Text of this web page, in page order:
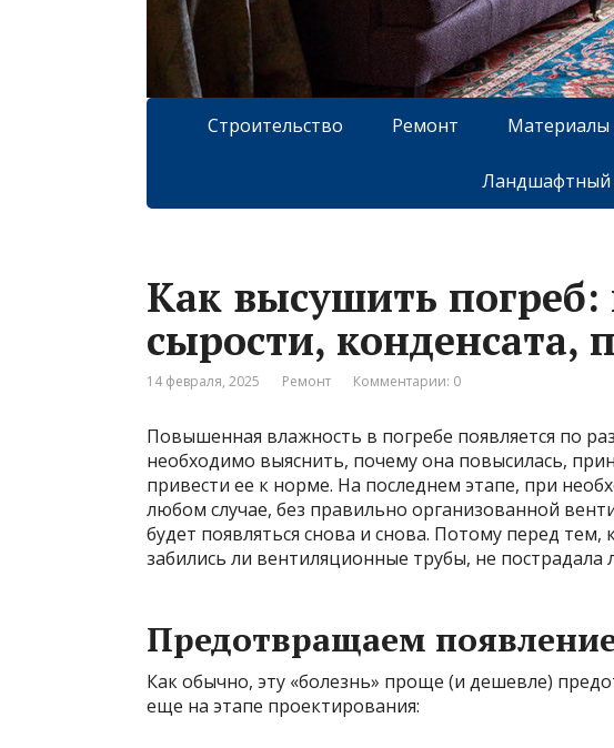
Строительство Ремонт Материалы
Ландшафтный
Как высушить погреб:
сырости, конденсата,
14 февраля, 2025 Ремонт Комментарии: 0
Повышенная влажность в погребе появляется по
необходимо выяснить, почему она повысилась,
привести ее к норме. На последнем этапе, при
любом случае, без правильно организованной
будет появляться снова и снова. Потому перед
забились ли вентиляционные трубы, не пострадала
Предотвращаем
Как обычно, эту «болезнь» проще (и дешевле)
еще на этапе проектирования: